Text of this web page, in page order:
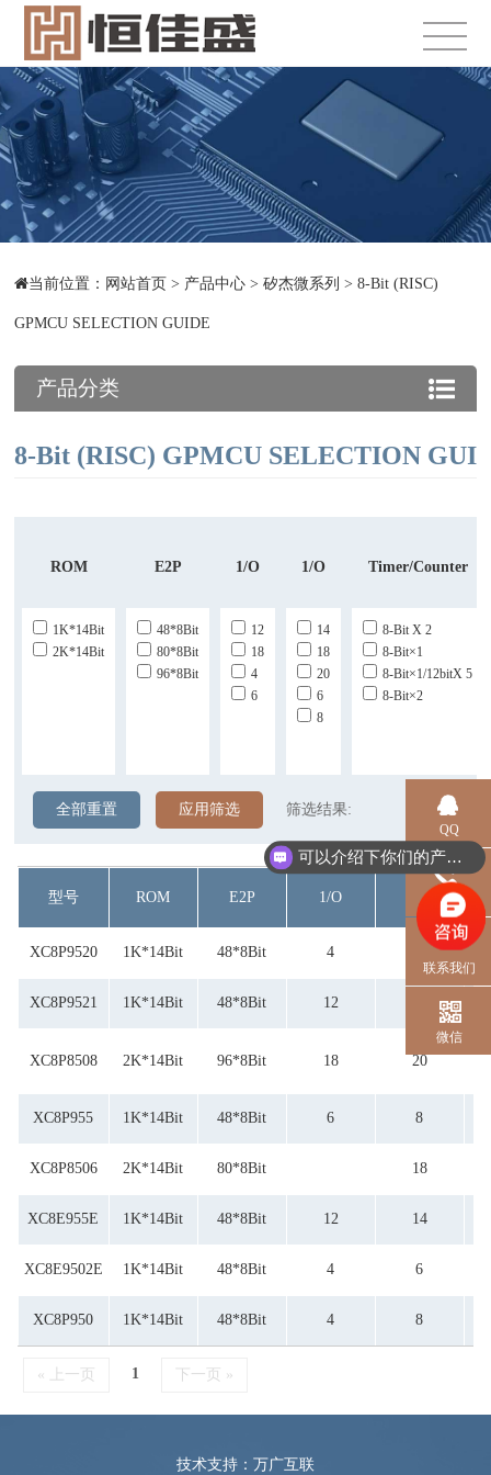
当前位置： 网站首页 > 产品中心 >矽杰微系列 >8-Bit (RISC)
GPMCU SELECTION GUIDE
产品分类
8-Bit (RISC) GPMCU SELECTION
ROM E2P 1/O 1/O Timer/Counter
1K*14Bit
2K*14Bit
48*8Bit
80*8Bit
96*8Bit
12
18
4
6
14
18
20
6
8
8-Bit X 2
8-Bit×1
8-Bit×1/12bitX 5
8-Bit×2
全部重置 应用筛选 筛选结果:
型号 ROM E2P 1/O 1/O
XC8P9520 1K*14Bit 48*8Bit 4
XC8P9521 1K*14Bit 48*8Bit 12
XC8P8508 2K*14Bit 96*8Bit 18 20
XC8P955 1K*14Bit 48*8Bit 6 8
XC8P8506 2K*14Bit 80*8Bit 18
XC8E955E 1K*14Bit 48*8Bit 12 14
XC8E9502E 1K*14Bit 48*8Bit 4 6
XC8P950 1K*14Bit 48*8Bit 4 8
« 上一页 1 下一页 »
技术支持：万广互联
QQ
电话
联系我们
微信
可以介绍下你们的产品么？